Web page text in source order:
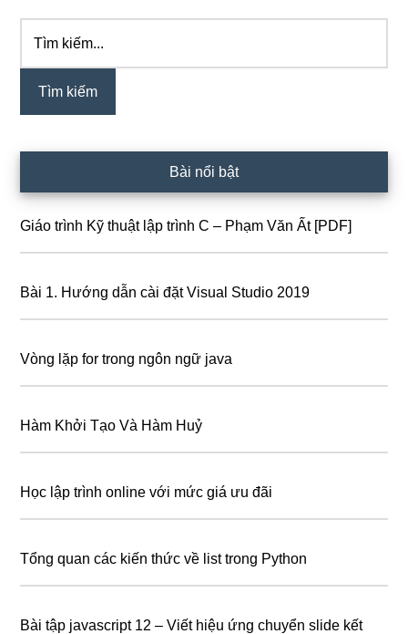
Sidebar
chính
kiếm...
Bài nổi bật
Giáo trình Kỹ thuật lập trình C – Phạm Văn Ất [PDF]
Bài 1. Hướng dẫn cài đặt Visual Studio 2019
Vòng lặp for trong ngôn ngữ java
Hàm Khởi Tạo Và Hàm Huỷ
Học lập trình online với mức giá ưu đãi
Tổng quan các kiến thức về list trong Python
Bài tập javascript 12 – Viết hiệu ứng chuyển slide kết